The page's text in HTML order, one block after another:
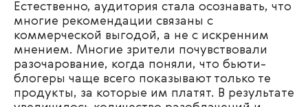
Естественно, аудитория стала осознавать, что
многие рекомендации связаны с
коммерческой выгодой, а не с искренним
мнением. Многие зрители почувствовали
разочарование, когда поняли, что бьюти-
блогеры чаще всего показывают только те
продукты, за которые им платят. В результате